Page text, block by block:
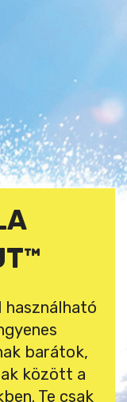
használható
barátok,
között a
Te csak